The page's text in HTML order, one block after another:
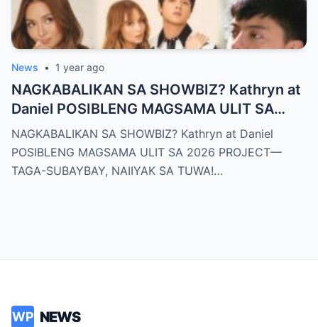
News • 1 year ago
NAGKABALIKAN SA SHOWBIZ? Kathryn at
Daniel POSIBLENG MAGSAMA ULIT SA
2026 PROJECT—TAGA-SUBAYBAY,
NAIIYAK SA TUWA!
NAGKABALIKAN SA SHOWBIZ? Kathryn at Daniel
POSIBLENG MAGSAMA ULIT SA 2026 PROJECT—
TAGA-SUBAYBAY, NAIIYAK SA TUWA!…
WP NEWS